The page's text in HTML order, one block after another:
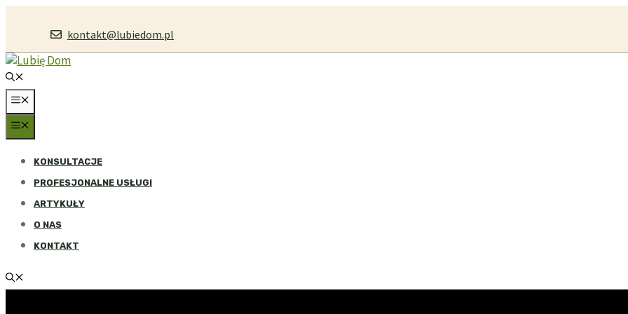
kontakt@lubiedom.pl
KONSULTACJE
PROFESJONALNE USŁUGI
ARTYKUŁY
O NAS
KONTAKT